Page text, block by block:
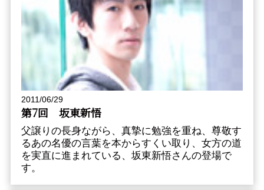
2011/06/29
第7回 坂東新悟
父譲りの長身ながら、真摯に勉強を重ね、尊敬す
るあの名優の言葉を本からすくい取り、女方の道
を実直に進まれている、坂東新悟さんの登場で
す。